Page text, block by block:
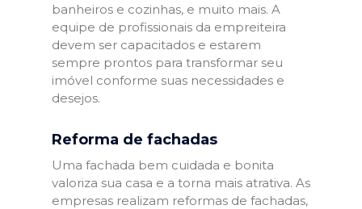
banheiros e cozinhas, e muito mais. A
equipe de profissionais da empreiteira
devem ser capacitados e estarem
sempre prontos para transformar seu
imóvel conforme suas necessidades e
desejos.
Reforma de fachadas
Uma fachada bem cuidada e bonita
valoriza sua casa e a torna mais atrativa. As
empresas realizam reformas de fachadas,